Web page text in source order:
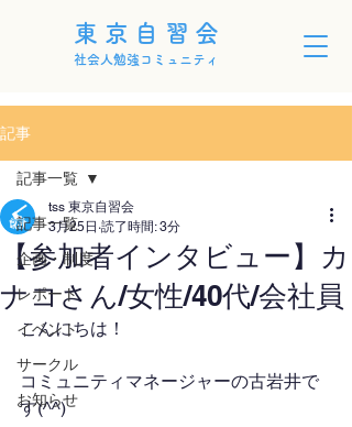
東京自習会
社会人勉強コミュニティ
記事
記事一覧
企画・制度
レポート
イベント
サークル
お知らせ
記事一覧
【参加者インタビュー】カ
ナコさん/女性/40代/会社員
tss 東京自習会
3月25日 読了時間: 3分
こんにちは！
コミュニティマネージャーの古岩井で
す(^^)